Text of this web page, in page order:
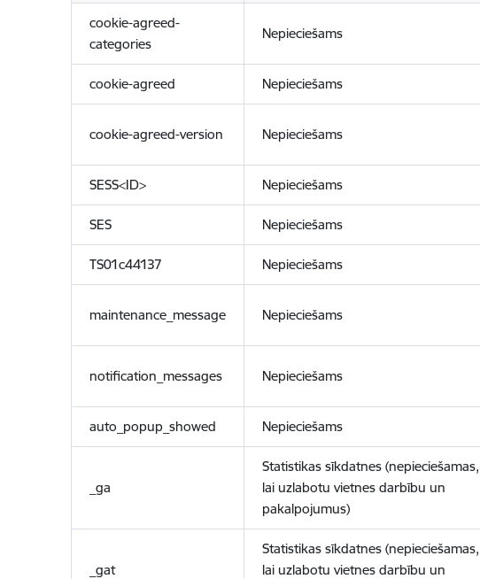
cookie-agreed-
categories
Nepieciešams
cookie-agreed Nepieciešams
cookie-agreed-version Nepieciešams
SESS<ID> Nepieciešams
SES Nepieciešams
TS01c44137 Nepieciešams
maintenance_message Nepieciešams
notification_messages Nepieciešams
auto_popup_showed Nepieciešams
_ga
Statistikas sīkdatnes (nepieciešamas,
lai uzlabotu vietnes darbību un
pakalpojumus)
_gat
Statistikas sīkdatnes (nepieciešamas,
lai uzlabotu vietnes darbību un